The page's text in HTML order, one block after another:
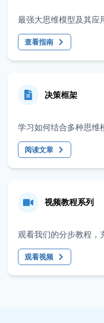
最强大思维模型及其应
查看指南
决策框架
学习如何结合多种思维
阅读文章
视频教程系列
观看我们的分步教程，
观看视频